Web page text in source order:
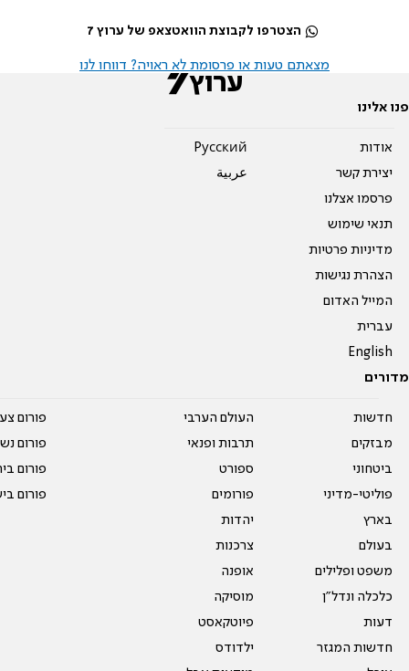
הצטרפו לקבוצת הוואטצאפ של ערוץ 7
מצאתם טעות או פרסומת לא ראויה? דווחו לנו
פנו אלינו
אודות
יצירת קשר
פרסמו אצלנו
תנאי שימוש
מדיניות פרטיות
הצהרת נגישות
המייל האדום
עברית
English
Pусский
عربية
מדורים
חדשות
מבזקים
ביטחוני
פוליטי-מדיני
בארץ
בעולם
משפט ופלילים
כלכלה ונדל"ן
דעות
חדשות המגזר
העולם הערבי
תרבות ופנאי
ספורט
פורומים
יהדות
צרכנות
אופנה
מוסיקה
פיוטקאסט
ילדודס
פורום
פורום
פורום
פורום